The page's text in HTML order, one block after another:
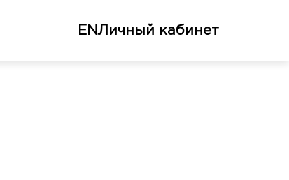
ENЛичный кабинет